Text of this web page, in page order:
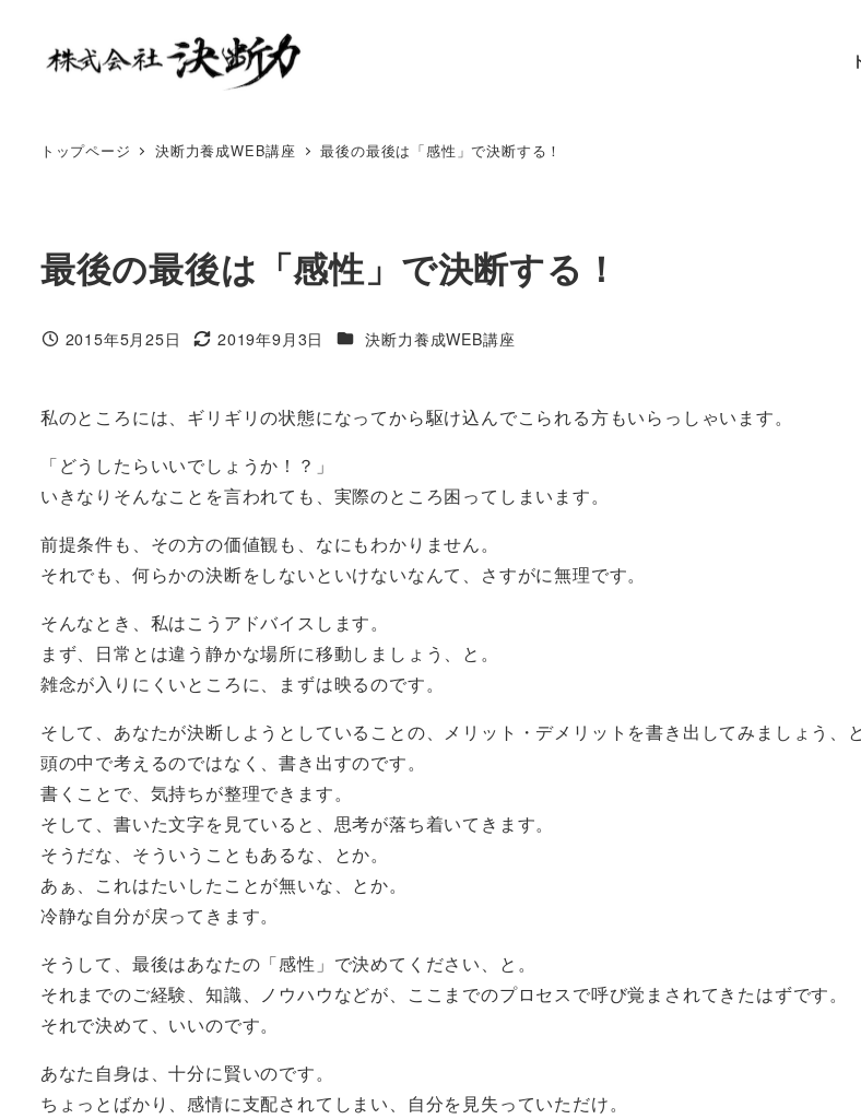
トップページ 決断力養成WEB講座 最後の最後は「感性」で決断する！
最後の最後は「感性」で決断する！
2015年5月25日 2019年9月3日 決断力養成WEB講座
私のところには、ギリギリの状態になってから駆け込んでこられる方もいらっしゃいます。
「どうしたらいいでしょうか！？」
いきなりそんなことを言われても、実際のところ困ってしまいます。
前提条件も、その方の価値観も、なにもわかりません。
それでも、何らかの決断をしないといけないなんて、さすがに無理です。
そんなとき、私はこうアドバイスします。
まず、日常とは違う静かな場所に移動しましょう、と。
雑念が入りにくいところに、まずは映るのです。
そして、あなたが決断しようとしていることの、メリット・デメリットを書き出してみましょう、と
頭の中で考えるのではなく、書き出すのです。
書くことで、気持ちが整理できます。
そして、書いた文字を見ていると、思考が落ち着いてきます。
そうだな、そういうこともあるな、とか。
あぁ、これはたいしたことが無いな、とか。
冷静な自分が戻ってきます。
そうして、最後はあなたの「感性」で決めてください、と。
それまでのご経験、知識、ノウハウなどが、ここまでのプロセスで呼び覚まされてきたはずです。
それで決めて、いいのです。
あなた自身は、十分に賢いのです。
ちょっとばかり、感情に支配されてしまい、自分を見失っていただけ。